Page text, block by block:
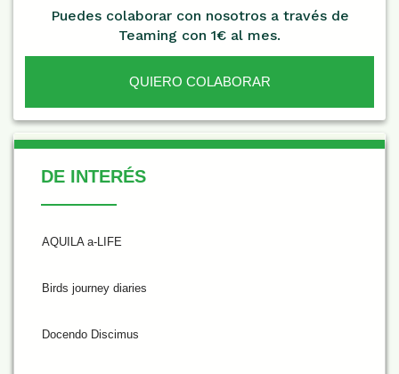
Puedes colaborar con nosotros a través de
Teaming con 1€ al mes.
QUIERO COLABORAR
De Interés
DE INTERÉS
AQUILA a-LIFE
Birds journey diaries
Docendo Discimus